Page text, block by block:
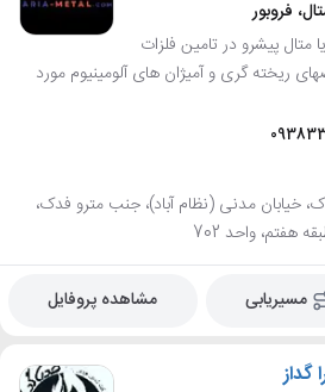
فروبور
متال پیشرو در تامین فلزات
ریخته گری و آمیژان های آلومینیوم مورد
8، محله فدک، خیابان مدنی (نظام آباد)، جنب مترو فدک،
هفتم، واحد 702
مسیریابی مشاهده پروفایل
گداز